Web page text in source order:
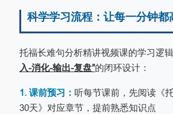
科学学习流程：让每一分钟都
托福长难句分析精讲视频课的学习逻
入-消化-输出-复盘”的闭环设计：
1. 课前预习： 听每节课前，先阅读《
30天》对应章节，提前熟悉知识点